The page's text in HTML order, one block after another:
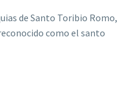
de Santo Toribio Romo,
como el santo